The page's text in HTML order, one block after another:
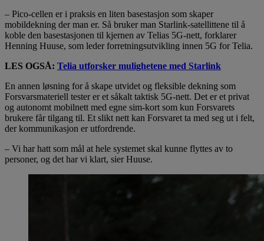
– Pico-cellen er i praksis en liten basestasjon som skaper
mobildekning der man er. Så bruker man Starlink-satellittene til å
koble den basestasjonen til kjernen av Telias 5G-nett, forklarer
Henning Huuse, som leder forretningsutvikling innen 5G for Telia.
LES OGSÅ: Telia utforsker mulighetene med Starlink
En annen løsning for å skape utvidet og fleksible dekning som
Forsvarsmateriell tester er et såkalt taktisk 5G-nett. Det er et privat
og autonomt mobilnett med egne sim-kort som kun Forsvarets
brukere får tilgang til. Et slikt nett kan Forsvaret ta med seg ut i felt,
der kommunikasjon er utfordrende.
– Vi har hatt som mål at hele systemet skal kunne flyttes av to
personer, og det har vi klart, sier Huuse.